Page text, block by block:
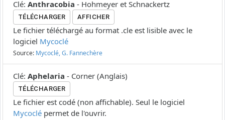
Clé: Anthracobia - Hohmeyer et Schnackertz
TÉLÉCHARGER AFFICHER
Le fichier téléchargé au format .cle est lisible avec le
logiciel Mycoclé
Source: Mycoclé, G. Fannechère
Clé: Aphelaria - Corner (Anglais)
TÉLÉCHARGER
Le fichier est codé (non affichable). Seul le logiciel
Mycoclé permet de l'ouvrir.